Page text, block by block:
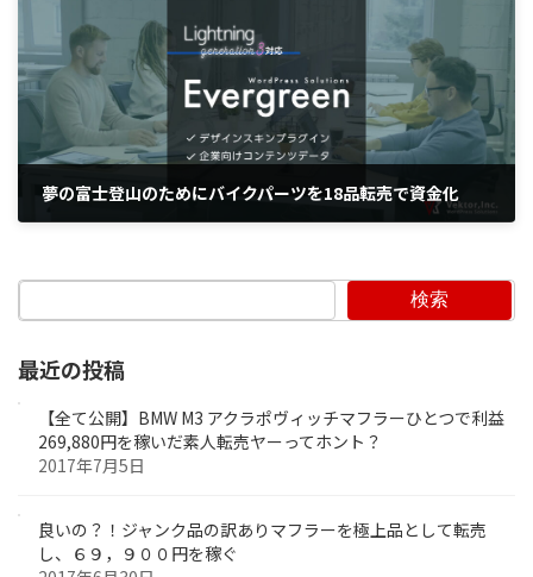
夢の富士登山のためにバイクパーツを18品転売で資金化
検索
最近の投稿
【全て公開】BMW M3 アクラポヴィッチマフラーひとつで利益
269,880円を稼いだ素人転売ヤーってホント？
2017年7月5日
良いの？！ジャンク品の訳ありマフラーを極上品として転売
し、６９，９００円を稼ぐ